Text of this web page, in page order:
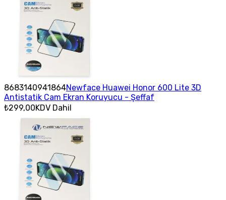
8683140941864Newface Huawei Honor 600 Lite 3D
Antistatik Cam Ekran Koruyucu - Şeffaf
₺299,00KDV Dahil